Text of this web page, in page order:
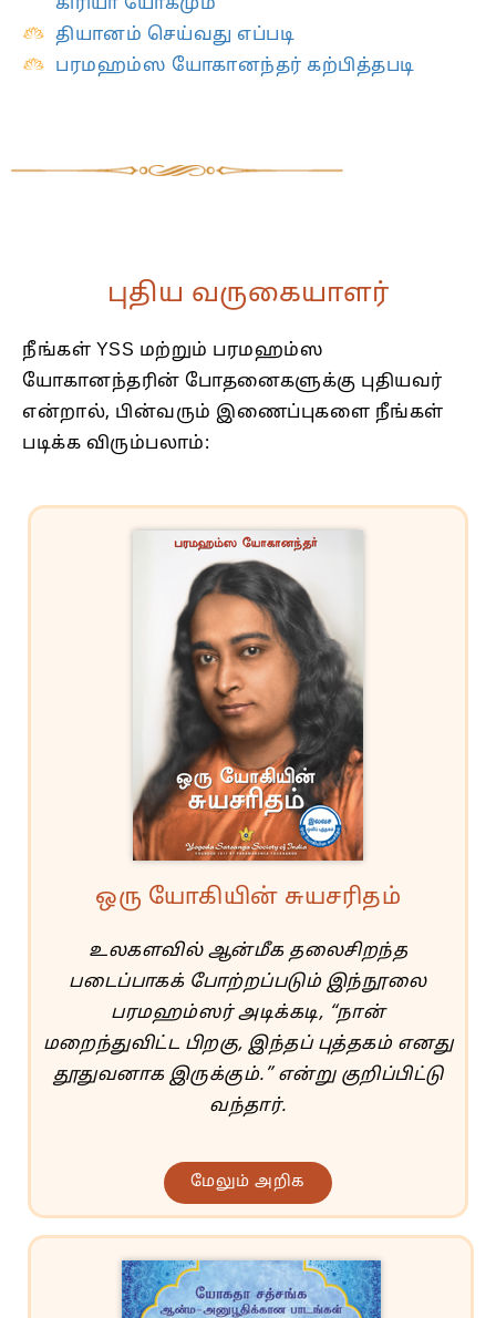
கிரியா யோகமும்
தியானம் செய்வது எப்படி
பரமஹம்ஸ யோகானந்தர் கற்பித்தபடி
புதிய வருகையாளர்
நீங்கள் YSS மற்றும் பரமஹம்ஸ
யோகானந்தரின் போதனைகளுக்கு புதியவர்
என்றால், பின்வரும் இணைப்புகளை நீங்கள்
படிக்க விரும்பலாம்:
ஒரு யோகியின் சுயசரிதம்
உலகளவில் ஆன்மீக தலைசிறந்த
படைப்பாகக் போற்றப்படும் இந்நூலை
பரமஹம்ஸர் அடிக்கடி, “நான்
மறைந்துவிட்ட பிறகு, இந்தப் புத்தகம் எனது
தூதுவனாக இருக்கும்.” என்று குறிப்பிட்டு
வந்தார்.
மேலும் அறிக